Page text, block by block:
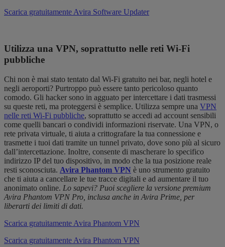
Scarica gratuitamente Avira Software Updater
Utilizza una VPN, soprattutto nelle reti Wi-Fi
pubbliche
Chi non è mai stato tentato dal Wi-Fi gratuito nei bar, negli hotel e
negli aeroporti? Purtroppo può essere tanto pericoloso quanto
comodo. Gli hacker sono in agguato per intercettare i dati trasmessi
su queste reti, ma proteggersi è semplice. Utilizza sempre una VPN
nelle reti Wi-Fi pubbliche, soprattutto se accedi ad account sensibili
come quelli bancari o condividi informazioni riservate. Una VPN, o
rete privata virtuale, ti aiuta a crittografare la tua connessione e
trasmette i tuoi dati tramite un tunnel privato, dove sono più al sicuro
dall’intercettazione. Inoltre, consente di mascherare lo specifico
indirizzo IP del tuo dispositivo, in modo che la tua posizione reale
resti sconosciuta. Avira Phantom VPN è uno strumento gratuito
che ti aiuta a cancellare le tue tracce digitali e ad aumentare il tuo
anonimato online. Lo sapevi? Puoi scegliere la versione premium
Avira Phantom VPN Pro, inclusa anche in Avira Prime, per
liberarti dei limiti di dati.
Scarica gratuitamente Avira Phantom VPN
Scarica gratuitamente Avira Phantom VPN